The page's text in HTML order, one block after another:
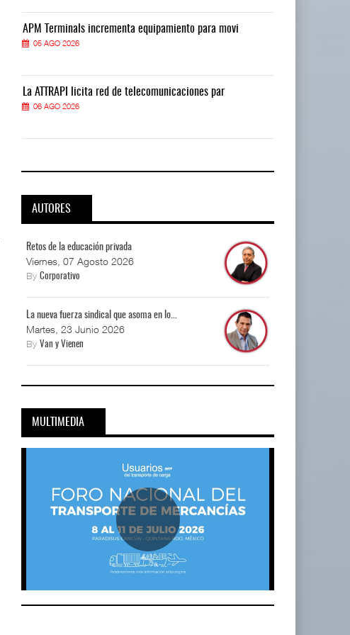
APM Terminals incrementa equipamiento para movi
05 AGO 2026
La ATTRAPI licita red de telecomunicaciones par
06 AGO 2026
AUTORES
Retos de la educación privada
Viernes, 07 Agosto 2026
ByCorporativo
La nueva fuerza sindical que asoma en lo...
Martes, 23 Junio 2026
ByVan y Vienen
MULTIMEDIA